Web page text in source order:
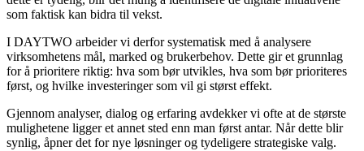
som faktisk kan bidra til vekst.
I DAYTWO arbeider vi derfor systematisk med å analysere
virksomhetens mål, marked og brukerbehov. Dette gir et grunnlag
for å prioritere riktig: hva som bør utvikles, hva som bør prioriteres
først, og hvilke investeringer som vil gi størst effekt.
Gjennom analyser, dialog og erfaring avdekker vi ofte at de største
mulighetene ligger et annet sted enn man først antar. Når dette blir
synlig, åpner det for nye løsninger og tydeligere strategiske valg.